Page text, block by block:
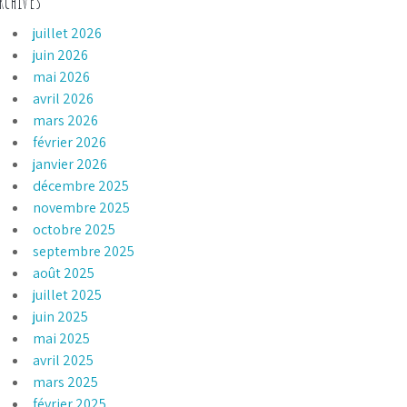
juillet 2026
juin 2026
mai 2026
avril 2026
mars 2026
février 2026
janvier 2026
décembre 2025
novembre 2025
octobre 2025
septembre 2025
août 2025
juillet 2025
juin 2025
mai 2025
avril 2025
mars 2025